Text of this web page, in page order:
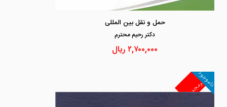
حمل و نقل بین المللی
دكتر رحيم محترم
۲,۷۰۰,۰۰۰ریال
غیرمجد
ناموجود